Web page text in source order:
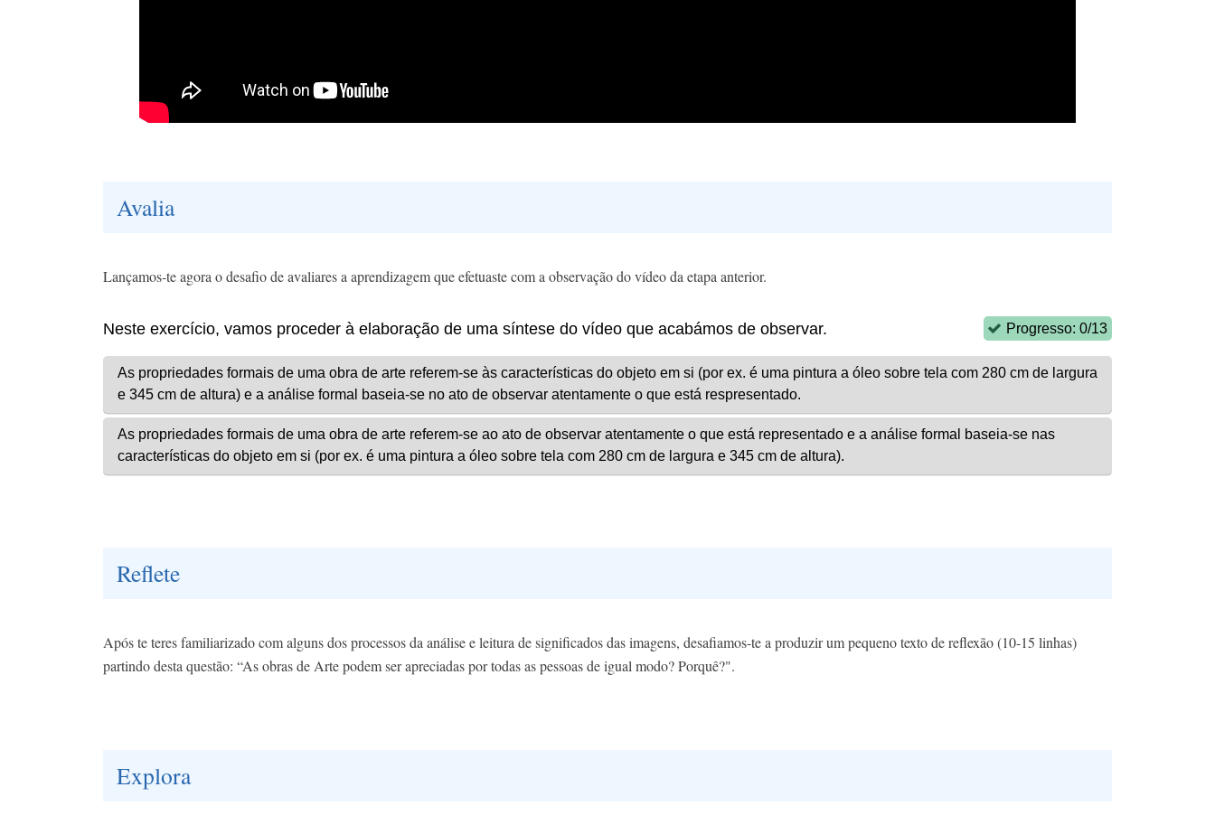
Avalia
Lançamos-te agora o desafio de avaliares a aprendizagem que efetuaste com a observação do vídeo da etapa anterior.
Reflete
​Após te teres familiarizado com alguns dos processos da análise e leitura de significados das imagens, desafiamos-te a produzir um pequeno texto de reflexão (10-15 linhas)
partindo desta questão: “As obras de Arte podem ser apreciadas por todas as pessoas de igual modo? Porquê?".
Explora